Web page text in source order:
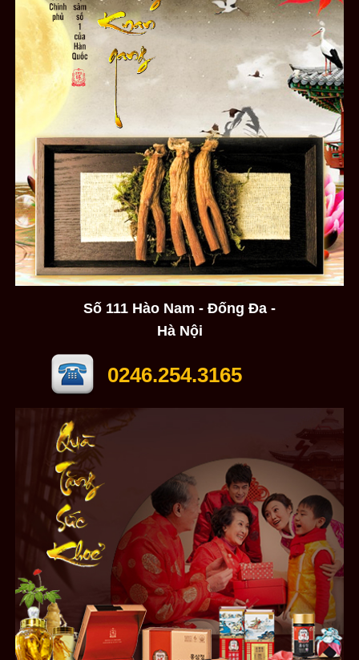
Số 111 Hào Nam - Đống Đa -
Hà Nội
0246.254.3165